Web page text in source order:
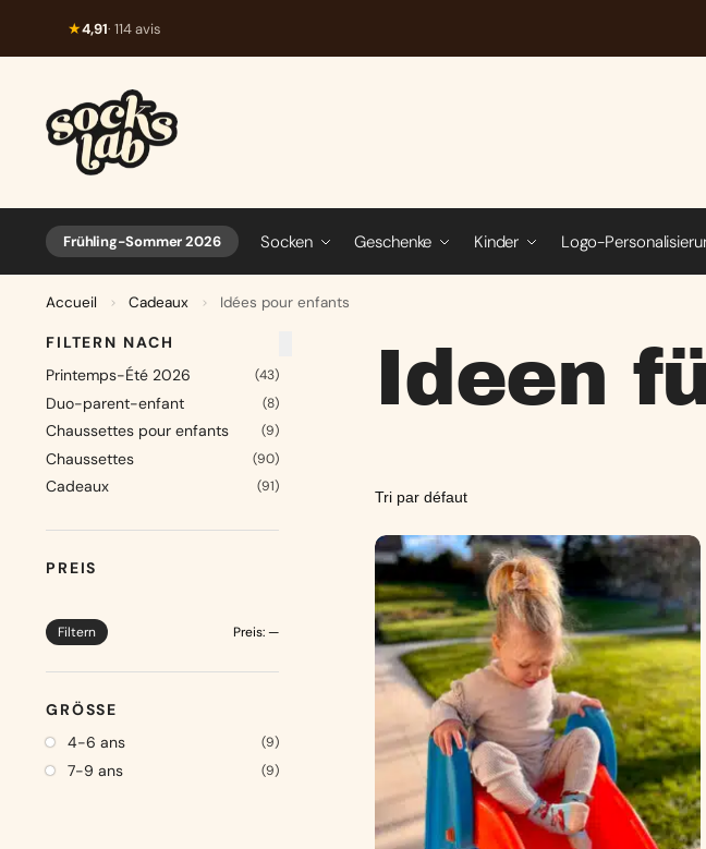
★4,91· 114 avis
Frühling-Sommer 2026 Socken Geschenke Kinder Logo-
Accueil > Cadeaux > Idées pour enfants
Ideen
FILTERN NACH
Printemps-Été 2026
(43)
Duo-parent-enfant (8)
Chaussettes pour enfants (9)
Chaussettes (90)
Cadeaux (91)
PREIS
Filtern Preis:—
GRÖSSE
4-6 ans
(9)
7-9 ans (9)